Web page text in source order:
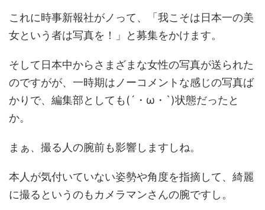
これに時事新報社がノって、「我こそは日本一の美
女という者は写真を！」と募集をかけます。
そして日本中からさまざまな女性の写真が送られた
のですがが、一時期はノーコメントな感じの写真ば
かりで、編集部としても(´・ω・`)状態だったと
か。
まぁ、撮る人の腕前も影響しますしね。
本人が気付いていない姿勢や角度を指摘して、綺麗
に撮るというのもカメラマンさんの腕ですし。